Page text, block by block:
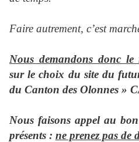
Faire autrement, c’est
Nous demandons donc le
sur le choix du site du
du Canton des Olonnes »
Nous faisons appel au
présents : ne prenez pas de